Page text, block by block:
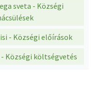
sveta - Községi
- Községi előírások
Községi költségvetés